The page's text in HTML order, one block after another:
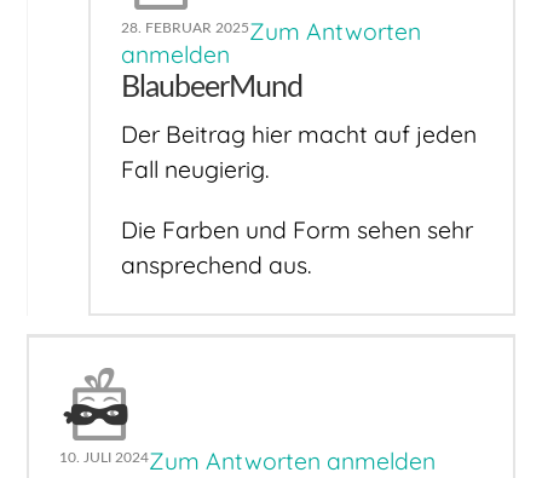
28. FEBRUAR 2025Zum Antworten
anmelden
BlaubeerMund
Der Beitrag hier macht auf jeden
Fall neugierig.
Die Farben und Form sehen sehr
ansprechend aus.
10. JULI 2024Zum Antworten anmelden